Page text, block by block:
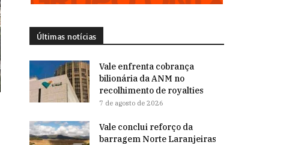
Últimas notícias
Vale enfrenta cobrança
bilionária da ANM no
recolhimento de royalties
7 de agosto de 2026
Vale conclui reforço da
barragem Norte Laranjeiras